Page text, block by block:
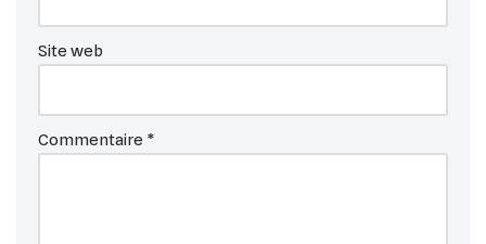
Site web
Commentaire *